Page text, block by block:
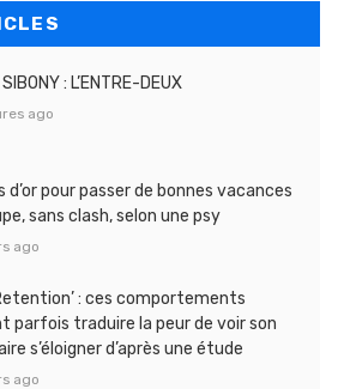
: L’ENTRE-DEUX
ago
d’or pour passer de bonnes vacances
sans clash, selon une psy
ago
: ces comportements
parfois traduire la peur de voir son
s’éloigner d’après une étude
ago